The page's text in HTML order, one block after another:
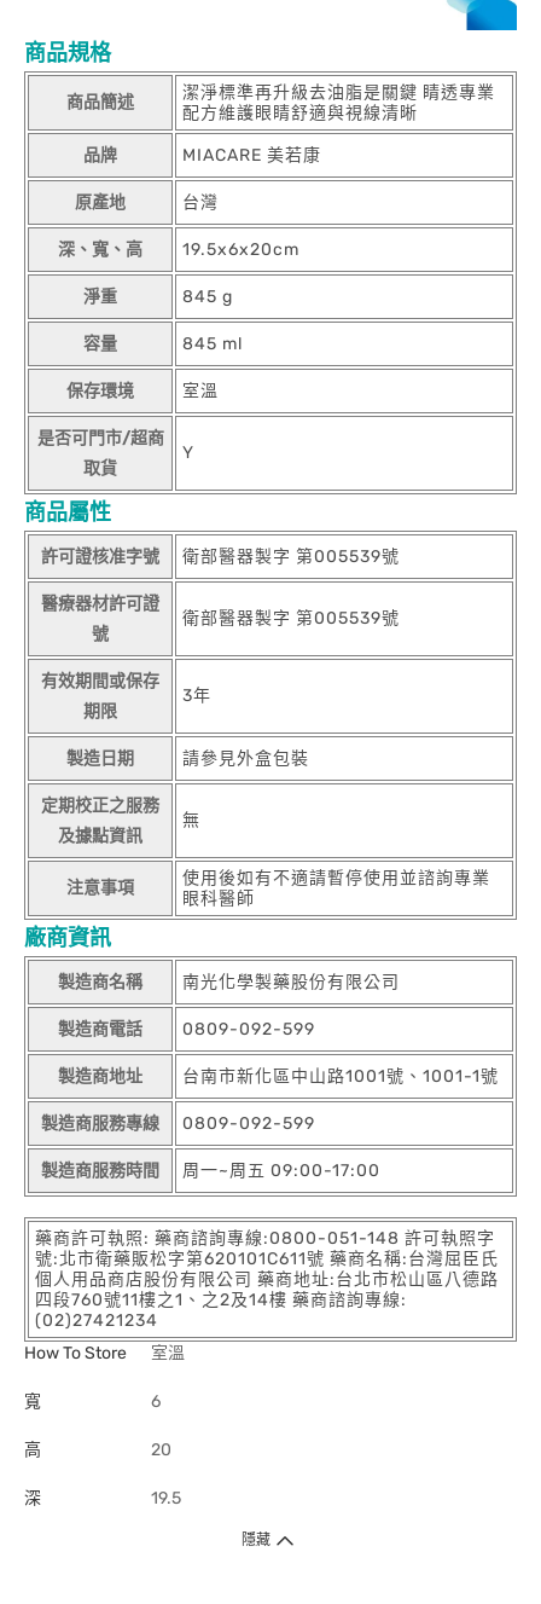
商品規格
商品簡述
潔淨標準再升級去油脂是關鍵 睛透專業
配方維護眼睛舒適與視線清晰
品牌 MIACARE 美若康
原產地 台灣
深、寬、高 19.5x6x20cm
淨重 845 g
容量 845 ml
保存環境 室溫
是否可門市/超商
取貨
Y
商品屬性
許可證核准字號 衛部醫器製字 第005539號
醫療器材許可證
號
衛部醫器製字 第005539號
有效期間或保存
期限
3年
製造日期 請參見外盒包裝
定期校正之服務
及據點資訊
無
注意事項
使用後如有不適請暫停使用並諮詢專業
眼科醫師
廠商資訊
製造商名稱 南光化學製藥股份有限公司
製造商電話 0809-092-599
製造商地址 台南市新化區中山路1001號、1001-1號
製造商服務專線 0809-092-599
製造商服務時間 周一~周五 09:00-17:00
藥商許可執照: 藥商諮詢專線:0800-051-148 許可執照字
號:北市衛藥販松字第620101C611號 藥商名稱:台灣屈臣氏
個人用品商店股份有限公司 藥商地址:台北市松山區八德路
四段760號11樓之1、之2及14樓 藥商諮詢專線:
(02)27421234
How To Store
室溫
寬 6
高 20
深 19.5
隱藏